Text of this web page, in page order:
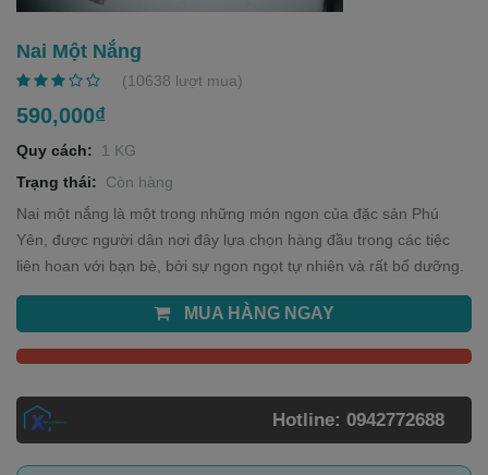
n
Nai Một Nắng
(10638 lượt mua)
590,000₫
Quy cách:
1 KG
Trạng thái:
Còn hàng
Nai một nắng là một trong những món ngon của đặc sản Phú
Yên, được người dân nơi đây lựa chọn hàng đầu trong các tiệc
liên hoan với bạn bè, bởi sự ngon ngọt tự nhiên và rất bổ dưỡng.
MUA HÀNG NGAY
Hotline: 0942772688